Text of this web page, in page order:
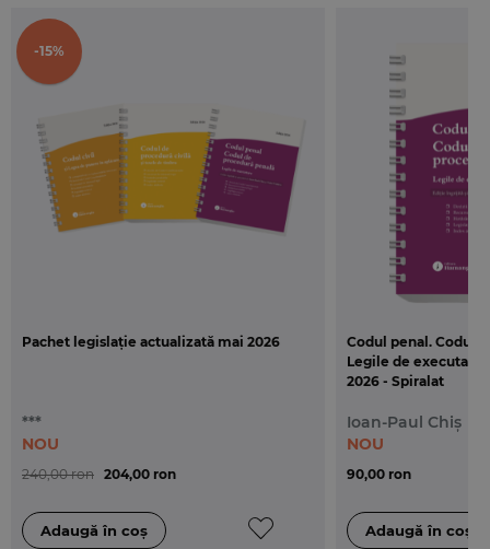
-15%
Pachet legislație actualizată mai 2026
***
240,00 ron 204,00 ron
NOU
Codul penal. Codul
Legile de
2026 - Spiralat
Ioan-Paul Chiș
90,00 ron
NOU